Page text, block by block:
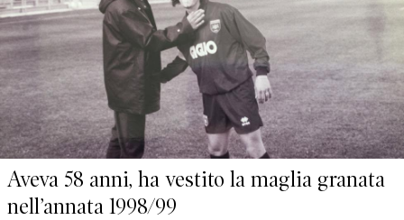
Aveva 58 anni, ha vestito la maglia granata
nell’annata 1998/99